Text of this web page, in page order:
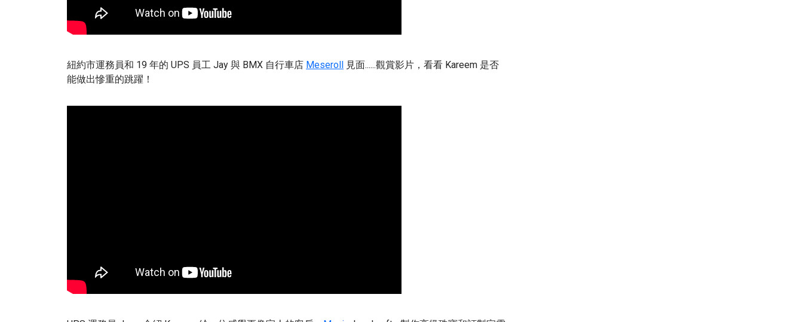
紐約市運務員和 19 年的 UPS 員工 Jay 與 BMX 自行車店 Meseroll 見面......觀賞影片，看看 Kareem 是否
能做出慘重的跳躍！